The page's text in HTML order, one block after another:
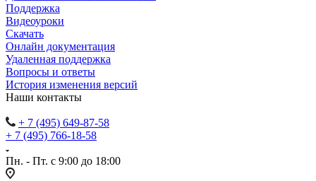
Поддержка
Видеоуроки
Скачать
Онлайн документация
Удаленная поддержка
Вопросы и ответы
История изменения версий
Наши контакты
+ 7 (495) 649-87-58
+ 7 (495) 766-18-58
Пн. - Пт. с 9:00 до 18:00